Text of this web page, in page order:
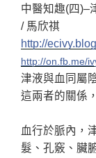
中醫知趣(四)–
/ 馬欣祺
http://
http://on.fb.me/
津液與血同屬
這兩者的關係
血行於脈內，
髮、孔竅、臟